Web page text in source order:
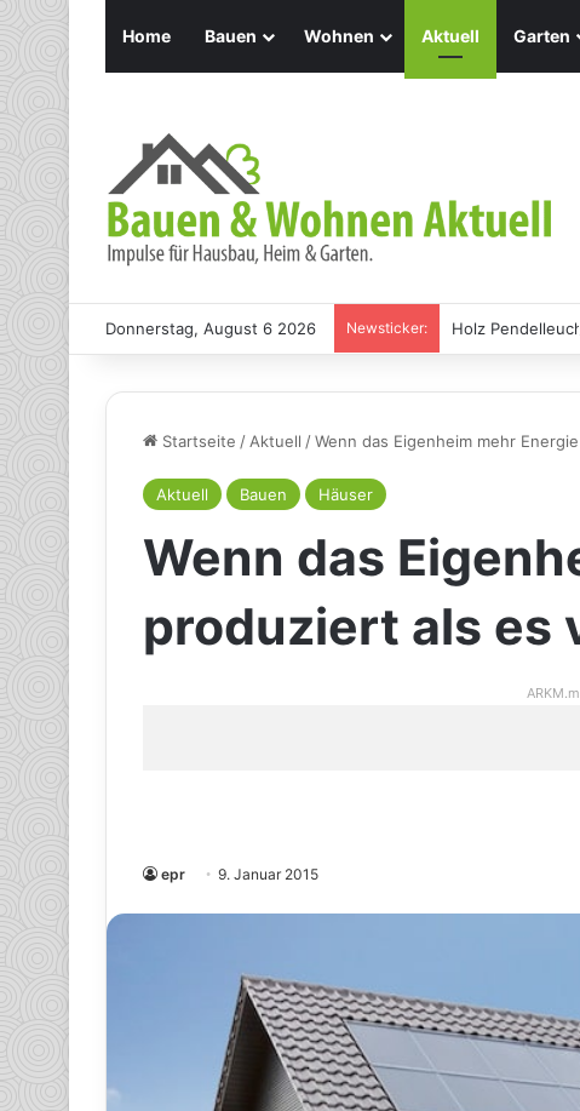
Home Bauen Wohnen Aktuell Garten
Donnerstag, August 6 2026 Newsticker: Holz
Startseite /Aktuell /Wenn das Eigenheim mehr
Aktuell Bauen Häuser
Wenn das
produziert als es
epr 9. Januar 2015